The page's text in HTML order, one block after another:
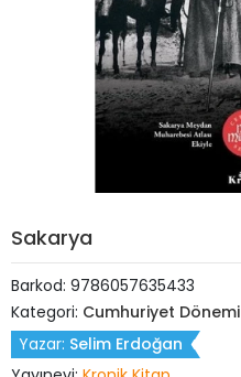
Sakarya
Barkod: 9786057635433
Kategori: Cumhuriyet Dönemi
Yazar: Selim Erdoğan